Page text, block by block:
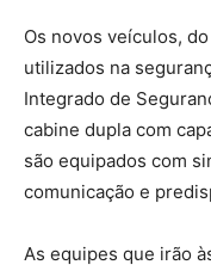
Os novos veículos,
utilizados na
Integrado de
cabine dupla com
são equipados com
comunicação e
As equipes que irão